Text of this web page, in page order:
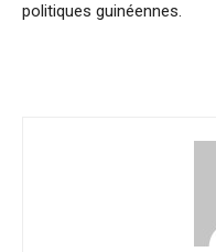
politiques guinéennes.